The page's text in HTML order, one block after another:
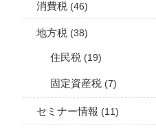
消費税 (46)
地方税 (38)
住民税 (19)
固定資産税 (7)
セミナー情報 (11)